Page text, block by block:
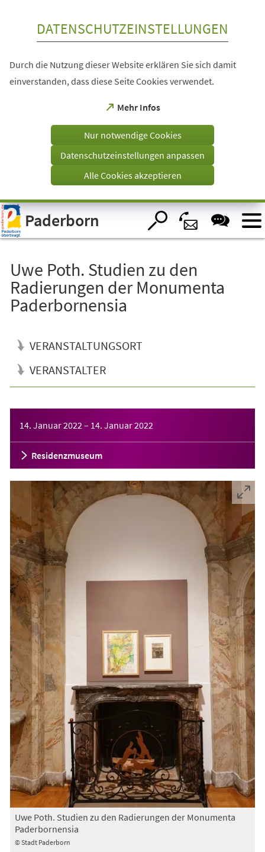
Visuelle
Assistenzsoftware
öffnen.
DATENSCHUTZEINSTELLUNGEN
Durch die Nutzung dieser Website erklären Sie sich damit
einverstanden, dass diese Seite Cookies verwendet.
Mehr Infos
(Öffnet
einem
Tab)
Nur notwendige Cookies
Datenschutzeinstellungen anpassen
Alle Cookies akzeptieren
Paderborn
Uwe Poth. Studien zu den
Radierungen der Monumenta
Paderbornensia
VERANSTALTUNGSORT
VERANSTALTER
14. Januar 2022 – 14. Januar 2022
Residenzmuseum
© Stadt Paderborn
Uwe Poth. Studien zu den Radierungen der Monumenta
Paderbornensia